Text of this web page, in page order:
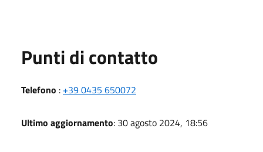
Punti di contatto
Telefono : +39 0435 650072
Ultimo aggiornamento: 30 agosto 2024, 18:56